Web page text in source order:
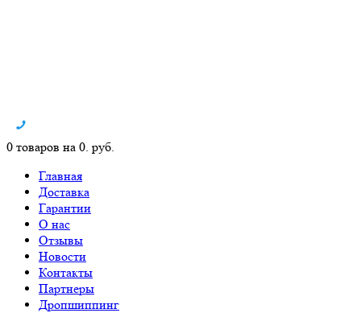
0 товаров на 0. руб.
Главная
Доставка
Гарантии
О нас
Отзывы
Новости
Контакты
Партнеры
Дропшиппинг